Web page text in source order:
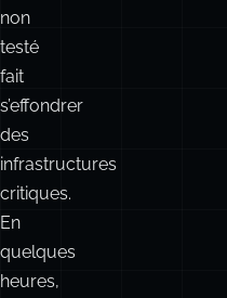
non
testé
fait
s’effondrer
des
infrastructures
critiques.
En
quelques
heures,